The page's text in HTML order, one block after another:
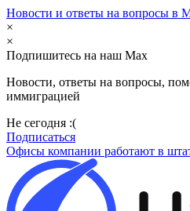
Новости и ответы на вопросы в
×
×
Подпишитесь на наш Max
Новости, ответы на вопросы,
иммиграцией
Не сегодня :(
Подписаться
Офисы компании работают в